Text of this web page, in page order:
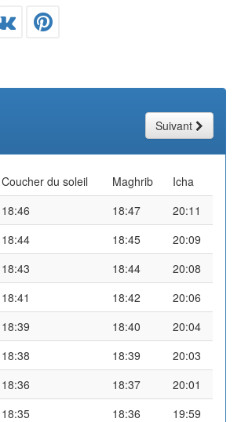
Suivant
Coucher du soleil Maghrib
Icha
18:46 18:47
20:11
18:44 18:45
20:09
18:43 18:44
20:08
18:41 18:42
20:06
18:39 18:40
20:04
18:38 18:39
20:03
18:36 18:37
20:01
18:35 18:36
19:59